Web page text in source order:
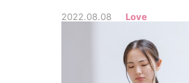
らない行動を徹底解説！併
法も紹介します。
2022.08.08 Love